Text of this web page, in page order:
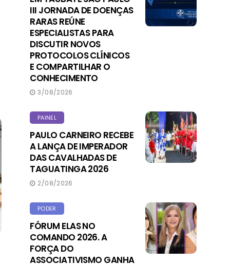
III JORNADA DE DOENÇAS
RARAS REÚNE
ESPECIALISTAS PARA
DISCUTIR NOVOS
PROTOCOLOS CLÍNICOS
E COMPARTILHAR O
CONHECIMENTO
3/08/2026
PAINEL
PAULO CARNEIRO RECEBE
A LANÇA DE IMPERADOR
DAS CAVALHADAS DE
TAGUATINGA 2026
2/08/2026
PODER
FÓRUM ELAS NO
COMANDO 2026. A
FORÇA DO
ASSOCIATIVISMO GANHA